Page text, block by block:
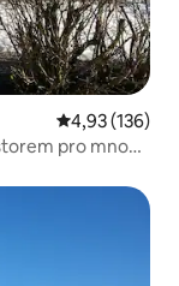
Průměrné
4,93 (136)
pro mnoho